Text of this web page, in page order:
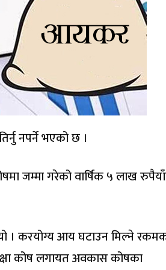
नपर्ने भएको छ ।
जम्मा गरेको वार्षिक ५ लाख
। करयोग्य आय घटाउन मिल्ने
कोष लगायत अवकास कोषका